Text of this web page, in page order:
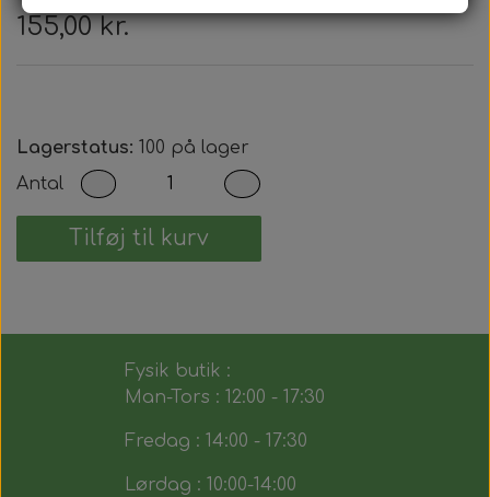
155,00 kr.
Lagerstatus: 100 på lager
Antal
Tilføj til kurv
Fysik butik :
Man-Tors : 12:00 - 17:30
Fredag : 14:00 - 17:30
Lørdag : 10:00-14:00